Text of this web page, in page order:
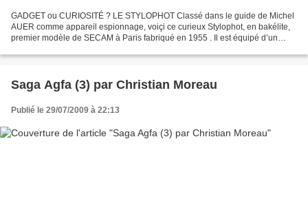
GADGET ou CURIOSITÉ ? LE STYLOPHOT Classé dans le guide de Michel
AUER comme appareil espionnage, voiçi ce curieux Stylophot, en bakélite,
premier modèle de SECAM à Paris fabriqué en 1955 . Il est équipé d’un
Saga Agfa (3) par Christian Moreau
Publié le 29/07/2009 à 22:13